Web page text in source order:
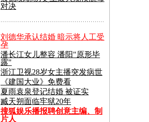
对决
刘德华承认结婚 暗示将人工受
孕
潘长江女儿整容 潘阳"原形毕
露"
浙江卫视28岁女主播突发病世
《建国大业》免费看
夏雨袁泉登记结婚 被证实
臧天朔面临牢狱20年
搜狐娱乐播报聘创意主编、制
片人